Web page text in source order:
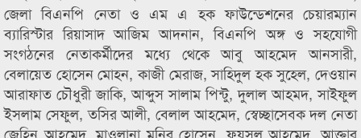
জেলা বিএনপি নেতা ও এম এ হক ফাউন্ডেশনের চেয়ারম্যান
ব্যারিস্টার রিয়াসাদ আজিম আদনান, বিএনপি অঙ্গ ও সহযোগী
সংগঠনের নেতাকর্মীদের মধ্যে থেকে আবু আহমেদ আনসারী,
বেলায়েত হোসেন মোহন, কাজী মেরাজ, সাহিদুল হক সুহেল, দেওয়ান
আরাফাত চৌধুরী জাকি, আব্দুস সালাম পিন্টু, দুলাল আহমদ, সাইফুল
ইসলাম সেফুল, তসির আলী, বেলাল আহমেদ, স্বেচ্ছাসেবক দল নেতা
জেহিন আহমেদ, মাওলানা মনির হোসেন, ফয়সল আহমেদ, আক্তার